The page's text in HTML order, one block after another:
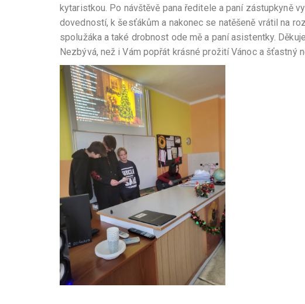
kytaristkou. Po návštěvě pana ředitele a paní zástupkyně
dovedností, k šesťákům a nakonec se natěšeně vrátil na
spolužáka a také drobnost ode mě a paní asistentky.
Nezbývá, než i Vám popřát krásné prožití Vánoc a šťastný